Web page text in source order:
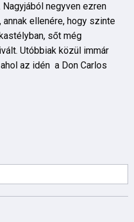
negyven ezren
annak ellenére, hogy szinte
sőt még
Utóbbiak közül immár
az idén a Don Carlos